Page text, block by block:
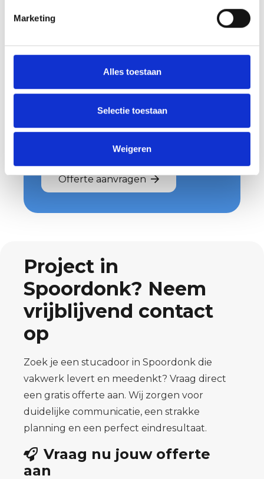
Marketing
Alles toestaan
Selectie toestaan
Weigeren
Vraag nu jouw
daaraan verbonden zijn? Vraag dan
makkelijk en snel een offerte aan. Je
hoort snel van ons!
Offerte aanvragen
Project in
Spoordonk? Neem
vrijblijvend contact
op
Zoek je een stucadoor in Spoordonk die
vakwerk levert en meedenkt? Vraag direct
een gratis offerte aan. Wij zorgen voor
duidelijke communicatie, een strakke
planning en een perfect eindresultaat.
Vraag nu jouw offerte
aan